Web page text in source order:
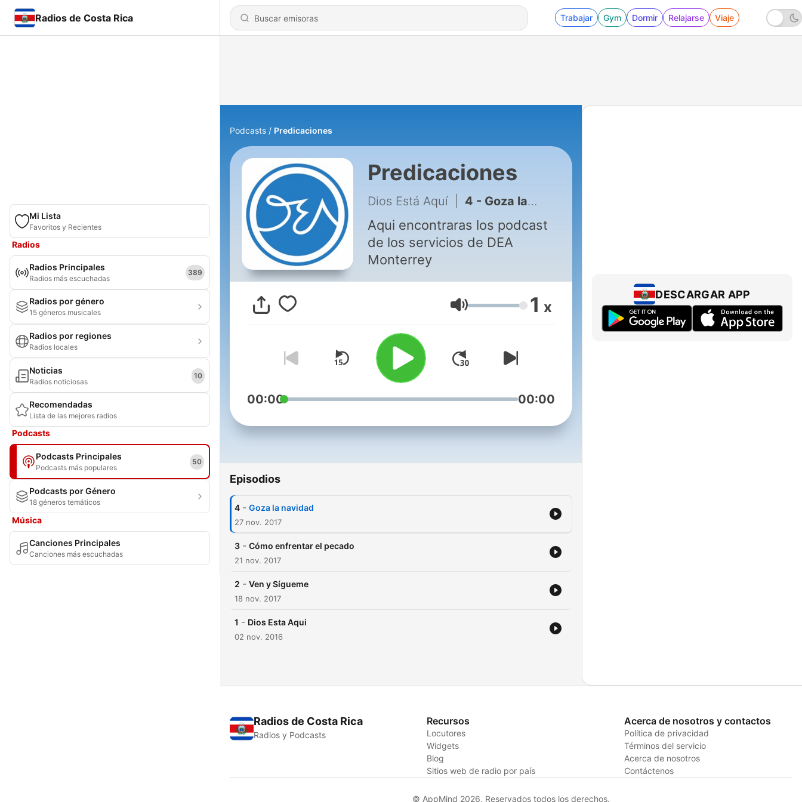
Radios de Costa Rica Trabajar Gym Dormir Relajarse Viaje
Mi Lista
Favoritos y Recientes
Radios
Radios Principales
Radios más escuchadas
389
Radios por género
15 géneros musicales
Radios por regiones
Radios locales
Noticias
Radios noticiosas
10
Recomendadas
Lista de las mejores radios
Podcasts
Podcasts Principales
Podcasts más populares
50
Podcasts por Género
18 géneros temáticos
Música
Canciones Principales
Canciones más escuchadas
Podcasts Predicaciones
Predicaciones
Dios Está Aquí 4 - Goza la navidad
Aqui encontraras los podcast
de los servicios de DEA
Monterrey
Volumen 1 x
00:00 00:00
Episodios
4 - Goza la navidad
27 nov. 2017
3 - Cómo enfrentar el pecado
21 nov. 2017
2 - Ven y Sígueme
18 nov. 2017
1 - Dios Esta Aqui
02 nov. 2016
DESCARGAR APP
Radios de Costa Rica
Radios y Podcasts
Recursos
Locutores
Widgets
Blog
Sitios web de radio por país
Acerca de nosotros y contactos
Política de privacidad
Términos del servicio
Acerca de nosotros
Contáctenos
© AppMind 2026. Reservados todos los derechos.